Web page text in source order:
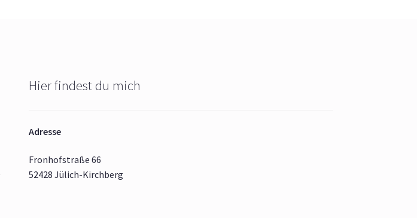
Hier findest du mich
Adresse
Fronhofstraße 66
52428 Jülich-Kirchberg